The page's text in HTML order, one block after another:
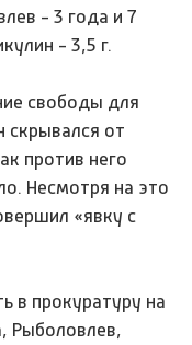
- 3 года и 7
- 3,5 г.
свободы для
скрывался от
против него
Несмотря на это
«явку с
в прокуратуру на
Рыболовлев,